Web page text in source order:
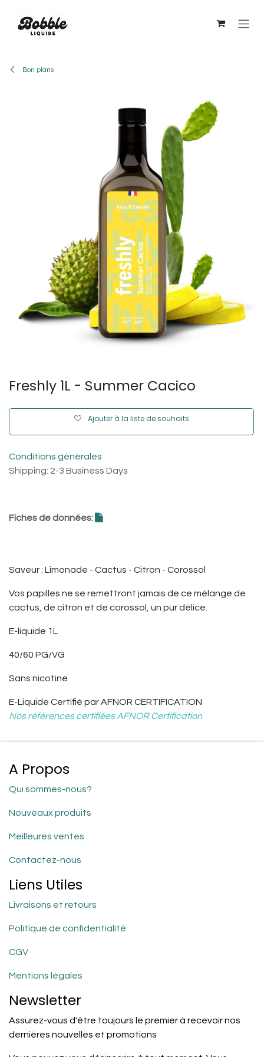
Bon plans
Freshly 1L - Summer Cacico
Ajouter à la liste de souhaits
Conditions générales
Shipping: 2-3 Business Days
Fiches de données:
Saveur : Limonade - Cactus - Citron - Corossol
Vos papilles ne se remettront jamais de ce mélange de
cactus, de citron et de corossol, un pur délice.
E-liquide 1L
40/60 PG/VG
Sans nicotine
E-Liquide Certifié par AFNOR CERTIFICATION
Nos références certifiées AFNOR Certification
A Propos
Qui sommes-nous?
Nouveaux produits
Meilleures ventes
Contactez-nous
Liens Utiles
Livraisons et retours
Politique de confidentialité
CGV
Mentions légales
Newsletter
Assurez-vous d'être toujours le premier à recevoir nos
dernières nouvelles et promotions